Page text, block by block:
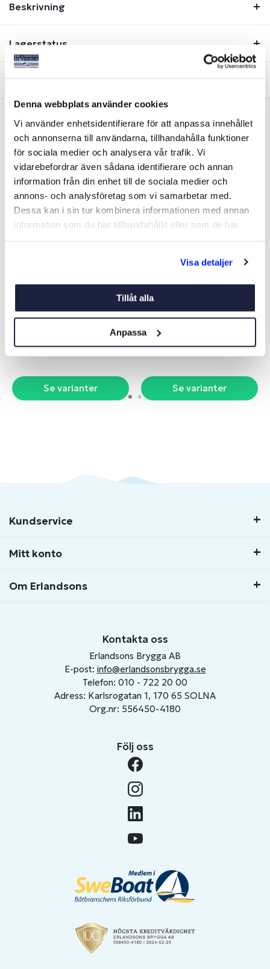
Denna webbplats använder cookies
Vi använder enhetsidentifierare för att anpassa innehållet
och annonserna till användarna, tillhandahålla funktioner
för sociala medier och analysera vår trafik. Vi
vidarebefordrar även sådana identifierare och annan
information från din enhet till de sociala medier och
annons- och analysföretag som vi samarbetar med.
Dessa kan i sin tur kombinera informationen med annan
information som du har tillhandahållit eller som de har
Visa detaljer
Tillåt alla
Anpassa
Beskrivning
Lagerstatus
Liknande produkter
Art nr: V10660
Se varianter
SKARVRÖR MÄSSING
Art nr: V04890
Från 60 kr
Se varianter
Kundservice
Mitt konto
Om Erlandsons
Kontakta oss
Erlandsons Brygga AB
E-post: info@erlandsonsbrygga.se
Telefon: 010 - 722 20 00
Adress: Karlsrogatan 1, 170 65 SOLNA
Org.nr: 556450-4180
Följ oss